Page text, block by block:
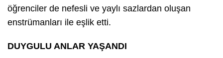
öğrenciler de nefesli ve yaylı sazlardan oluşan
enstrümanları ile eşlik etti.
DUYGULU ANLAR YAŞANDI